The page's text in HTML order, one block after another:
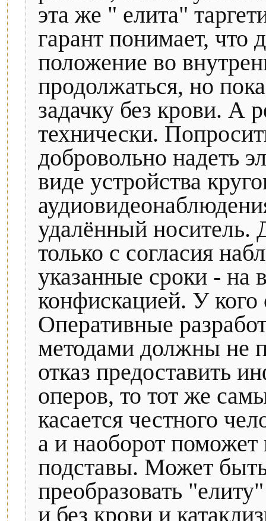
эта же " елита"
гарант понимает, что
положение во
продолжаться, но
задачку без крови. А
технически.
добровольно надеть
виде устройства
удалённый носитель.
только с согласия
указанные сроки - на
конфискацией. У кого
Оперативные
методами должны не
отказ предоставить
оперов, то тот же
касается честного
а и наоборот поможет
подставы. Может
преобразовать
и без крови и